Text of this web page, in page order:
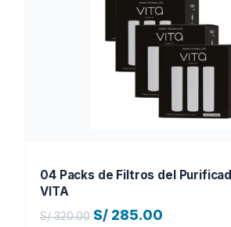
04 Packs de Filtros del
VITA
S/320.00 El
S/ 285.00